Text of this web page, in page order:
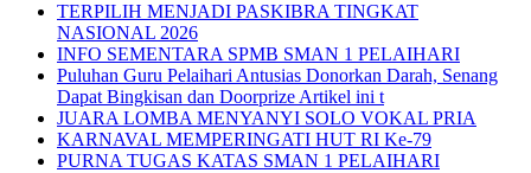
TERPILIH MENJADI PASKIBRA TINGKAT
NASIONAL 2026
INFO SEMENTARA SPMB SMAN 1 PELAIHARI
Puluhan Guru Pelaihari Antusias Donorkan Darah, Senang
Dapat Bingkisan dan Doorprize Artikel ini t
JUARA LOMBA MENYANYI SOLO VOKAL PRIA
KARNAVAL MEMPERINGATI HUT RI Ke-79
PURNA TUGAS KATAS SMAN 1 PELAIHARI